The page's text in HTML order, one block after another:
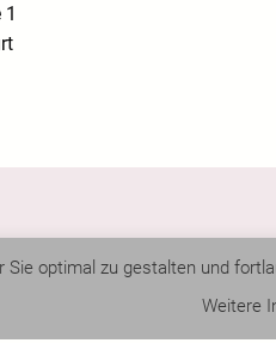
Wohlschiess, 2024
Sie optimal zu gestalten und
Weitere